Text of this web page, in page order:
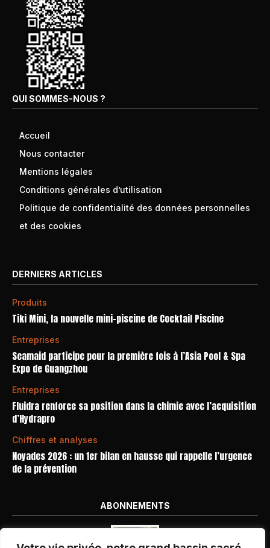
QUI SOMMES-NOUS ?
Accueil
Nous contacter
Mentions légales
Conditions générales d’utilisation
Politique de confidentialité des données personnelles
et des cookies
DERNIERS ARTICLES
Produits
Tiki Mini, la nouvelle mini-piscine de Cocktail Piscine
Entreprises
Seamaid participe pour la première fois à l’Asia Pool & Spa
Expo de Guangzhou
Entreprises
Fluidra renforce sa position dans la chimie avec l’acquisition
d’Hydrapro
Chiffres et analyses
Noyades 2026 : un 1er bilan en hausse qui rappelle l’urgence
de la prévention
ABONNEMENTS